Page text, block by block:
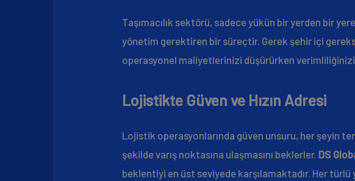
Taşımacılık sektörü, sadece yükün bir yerden bir
yönetim gerektiren bir süreçtir. Gerek şehir içi
operasyonel maliyetlerinizi düşürürken verimliliğinizi
Lojistikte Güven ve Hızın Adresi
Lojistik operasyonlarında güven unsuru, her şeyin
şekilde varış noktasına ulaşmasını beklerler. DS
beklentiyi en üst seviyede karşılamaktadır. Her